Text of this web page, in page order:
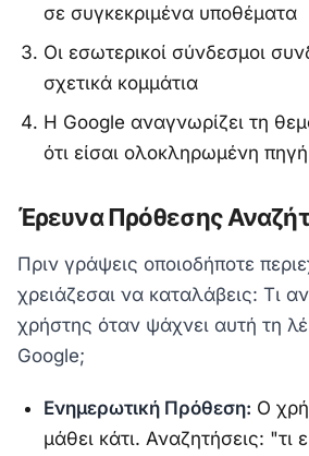
σε συγκεκριμένα υποθέματα
Οι εσωτερικοί σύνδεσμοι
σχετικά κομμάτια
Η Google αναγνωρίζει τη
ότι είσαι ολοκληρωμένη
Έρευνα Πρόθεσης
Πριν γράψεις οποιοδήποτε
χρειάζεσαι να καταλάβεις: Τι
χρήστης όταν ψάχνει αυτή τη
Google;
Ενημερωτική Πρόθεση: Ο
μάθει κάτι. Αναζητήσεις: "τι